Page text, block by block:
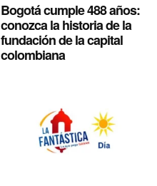
Bogotá cumple 488 años:
conozca la historia de la
fundación de la capital
colombiana